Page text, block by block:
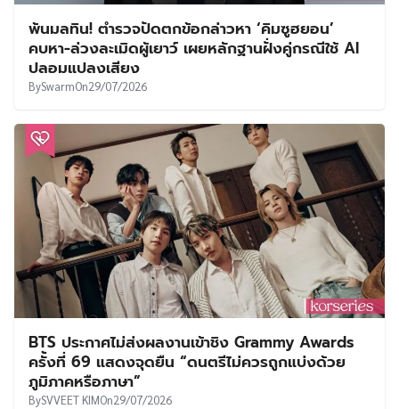
พ้นมลทิน! ตำรวจปัดตกข้อกล่าวหา ‘คิมซูฮยอน’
คบหา-ล่วงละเมิดผู้เยาว์ เผยหลักฐานฝั่งคู่กรณีใช้ AI
ปลอมแปลงเสียง
BySwarmOn29/07/2026
BTS ประกาศไม่ส่งผลงานเข้าชิง Grammy Awards
ครั้งที่ 69 แสดงจุดยืน “ดนตรีไม่ควรถูกแบ่งด้วย
ภูมิภาคหรือภาษา”
BySVVEET KIMOn29/07/2026